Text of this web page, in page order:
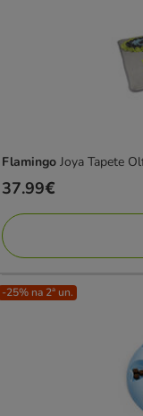
Flamingo Joya Tapete
Preço
37.99€
37.99€
-25% na 2ª un.